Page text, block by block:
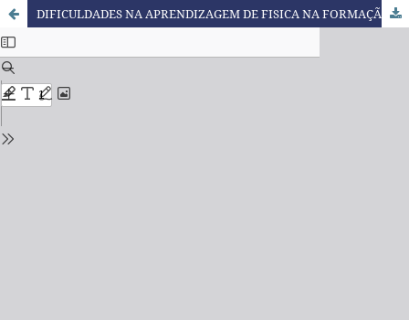
DIFICULDADES NA APRENDIZAGEM DE FISICA NA FORMAÇÃO INICIAL DE EDUCADORES DO CAMPO